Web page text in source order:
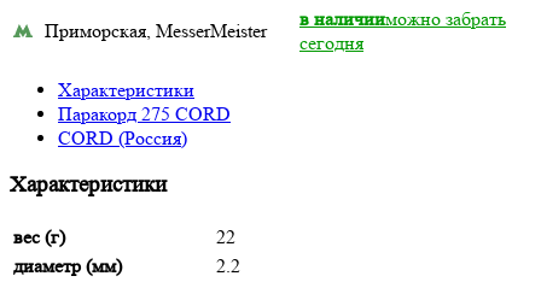
Приморская, MesserMeister
в наличииможно забрать
сегодня
Характеристики
Паракорд 275 CORD
CORD (Россия)
Характеристики
вес (г)
22
диаметр (мм)
2.2